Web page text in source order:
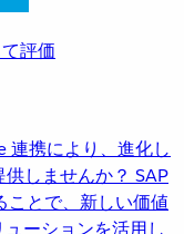
評価
連携により、進化し
しませんか？ SAP
ことで、新しい価値
ーションを活用し